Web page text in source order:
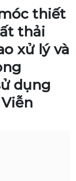
thiết
thải
xử lý và
dụng